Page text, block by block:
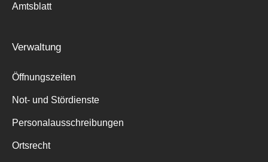
Suche
Amtsblatt
Verwaltung
Öffnungszeiten
Not- und Stördienste
Personalausschreibungen
Ortsrecht